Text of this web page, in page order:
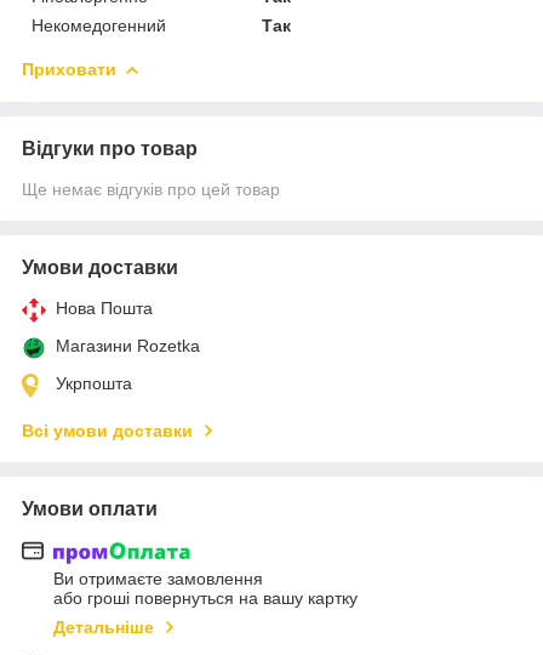
Некомедогенний
Так
Приховати
Відгуки про товар
Ще немає відгуків про цей товар
Умови доставки
Нова Пошта
Магазини Rozetka
Укрпошта
Всі умови доставки
Умови оплати
Ви отримаєте замовлення
або гроші повернуться на вашу картку
Детальніше